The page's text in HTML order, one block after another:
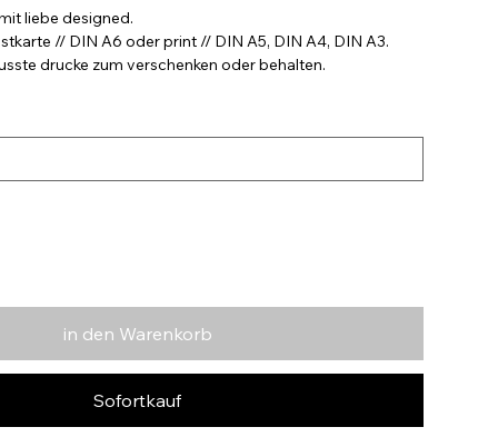
liebe designed.
// DIN A6 oder print // DIN A5, DIN A4, DIN A3.
drucke zum verschenken oder behalten.
in den Warenkorb
Sofortkauf